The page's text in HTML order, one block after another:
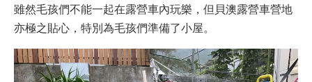
雖然毛孩們不能一起在露營車內玩樂，但貝澳露營車營地
亦極之貼心，特別為毛孩們準備了小屋。